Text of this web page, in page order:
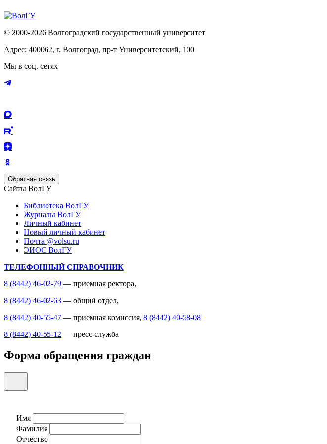
© 2000-2026 Волгоградский государственный университет
Адрес: 400062, г. Волгоград, пр-т Университетский, 100
Мы в соц. сетях
Обратная связь
Сайты ВолГУ
Библиотека ВолГУ
Журналы ВолГУ
Личный кабинет
Новый личный кабинет
Почта @volsu.ru
ЭИОС ВолГУ
ТЕЛЕФОННЫЙ СПРАВОЧНИК
8 (8442) 46-02-79 — приемная ректора,
8 (8442) 46-02-63 — общий отдел,
8 (8442) 40-55-47 — приемная комиссия, 8 (8442) 40-58-08
8 (8442) 40-55-12 — пресс-служба
Форма обращения граждан
Имя
Фамилия
Отчество